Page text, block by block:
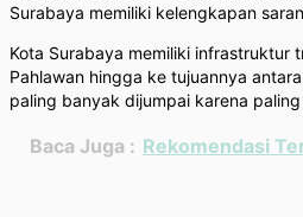
Surabaya memiliki kelengkapan
Kota Surabaya memiliki infrastruktur
Pahlawan hingga ke tujuannya
paling banyak dijumpai karena
Baca Juga : Rekomendasi